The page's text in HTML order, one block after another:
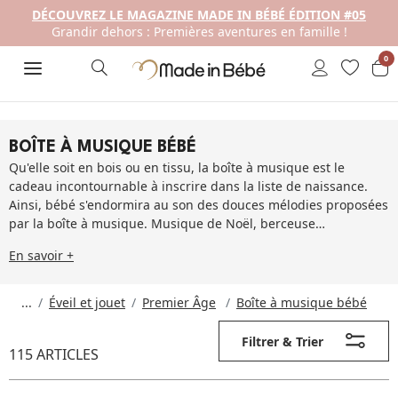
DÉCOUVREZ LE MAGAZINE MADE IN BÉBÉ ÉDITION #05
Grandir dehors : Premières aventures en famille !
0
BOÎTE À MUSIQUE BÉBÉ
Qu'elle soit en bois ou en tissu, la boîte à musique est le
cadeau incontournable à inscrire dans la liste de naissance.
Ainsi, bébé s'endormira au son des douces mélodies proposées
par la boîte à musique. Musique de Noël, berceuse…
En savoir +
... Éveil et jouet Premier Âge Boîte à musique bébé
115 ARTICLES
Filtrer & Trier